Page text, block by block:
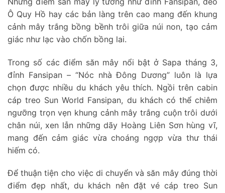
Ô Quy Hồ hay các bản làng trên cao mang đến khung
cảnh mây trắng bồng bềnh trôi giữa núi non, tạo cảm
giác như lạc vào chốn bồng lai.
Trong số các điểm săn mây nổi bật ở Sapa tháng 3,
đỉnh Fansipan – “Nóc nhà Đông Dương” luôn là lựa
chọn được nhiều du khách yêu thích. Ngồi trên cabin
cáp treo Sun World Fansipan, du khách có thể chiêm
ngưỡng trọn vẹn khung cảnh mây trắng cuộn trôi dưới
chân núi, xen lẫn những dãy Hoàng Liên Sơn hùng vĩ,
mang đến cảm giác vừa choáng ngợp vừa thư thái
hiếm có.
Để thuận tiện cho việc di chuyển và săn mây đúng thời
điểm đẹp nhất, du khách nên đặt vé cáp treo Sun